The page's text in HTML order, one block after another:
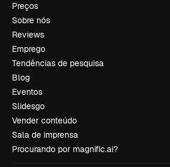
Preços
Sobre nós
Reviews
Emprego
Tendências de pesquisa
Blog
Eventos
Slidesgo
Vender conteúdo
Sala de imprensa
Procurando por magnific.ai?